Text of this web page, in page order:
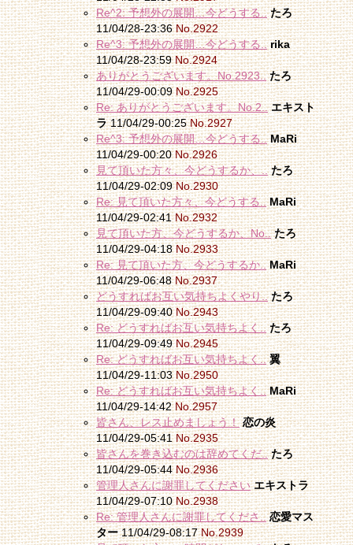
Re^2: 予想外の展開…今どうする.. たろ
11/04/28-23:36No.2922
Re^3: 予想外の展開…今どうする.. rika
11/04/28-23:59No.2924
ありがとうございます。No.2923.. たろ
11/04/29-00:09No.2925
Re: ありがとうございます。No.2.. エキスト
ラ11/04/29-00:25No.2927
Re^3: 予想外の展開…今どうする.. MaRi
11/04/29-00:20No.2926
見て頂いた方々、今どうするか、.. たろ
11/04/29-02:09No.2930
Re: 見て頂いた方々、今どうする.. MaRi
11/04/29-02:41No.2932
見て頂いた方、今どうするか、No.. たろ
11/04/29-04:18No.2933
Re: 見て頂いた方、今どうするか.. MaRi
11/04/29-06:48No.2937
どうすればお互い気持ちよくやり.. たろ
11/04/29-09:40No.2943
Re: どうすればお互い気持ちよく.. たろ
11/04/29-09:49No.2945
Re: どうすればお互い気持ちよく.. 翼
11/04/29-11:03No.2950
Re: どうすればお互い気持ちよく.. MaRi
11/04/29-14:42No.2957
皆さん、レス止めましょう！ 恋の炎
11/04/29-05:41No.2935
皆さんを巻き込むのは辞めてくだ.. たろ
11/04/29-05:44No.2936
管理人さんに謝罪してください エキストラ
11/04/29-07:10No.2938
Re: 管理人さんに謝罪してくださ.. 恋愛マス
ター11/04/29-08:17No.2939